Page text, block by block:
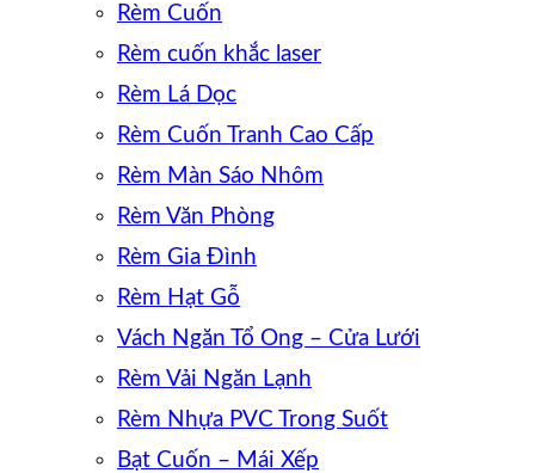
Rèm Cuốn
Rèm cuốn khắc laser
Rèm Lá Dọc
Rèm Cuốn Tranh Cao Cấp
Rèm Màn Sáo Nhôm
Rèm Văn Phòng
Rèm Gia Đình
Rèm Hạt Gỗ
Vách Ngăn Tổ Ong – Cửa Lưới
Rèm Vải Ngăn Lạnh
Rèm Nhựa PVC Trong Suốt
Bạt Cuốn – Mái Xếp